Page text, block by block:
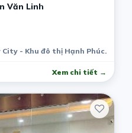
Văn Linh
- Khu đô thị Hạnh Phúc.
Xem chi tiết →